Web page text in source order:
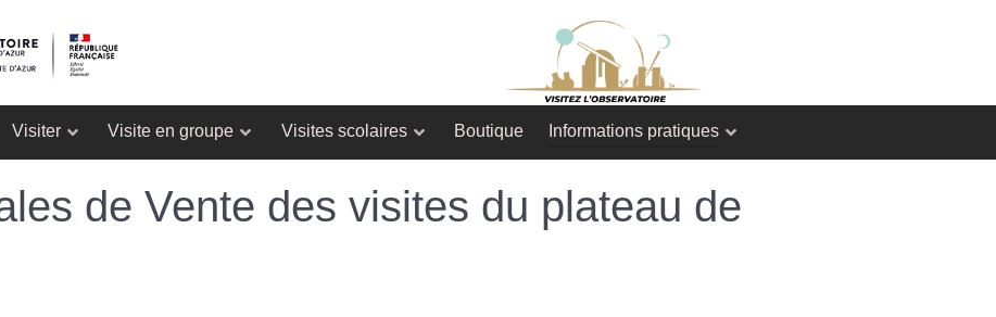
Visiter Visite en groupe Visites scolaires Boutique Informations pratiques
de Vente des visites du plateau de